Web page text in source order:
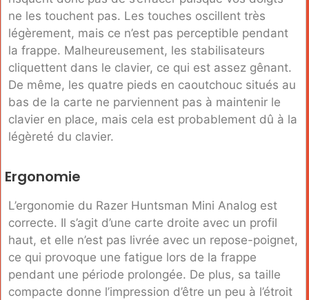
ne les touchent pas. Les touches oscillent très
légèrement, mais ce n’est pas perceptible pendant
la frappe. Malheureusement, les stabilisateurs
cliquettent dans le clavier, ce qui est assez gênant.
De même, les quatre pieds en caoutchouc situés au
bas de la carte ne parviennent pas à maintenir le
clavier en place, mais cela est probablement dû à la
légèreté du clavier.
Ergonomie
L’ergonomie du Razer Huntsman Mini Analog est
correcte. Il s’agit d’une carte droite avec un profil
haut, et elle n’est pas livrée avec un repose-poignet,
ce qui provoque une fatigue lors de la frappe
pendant une période prolongée. De plus, sa taille
compacte donne l’impression d’être un peu à l’étroit